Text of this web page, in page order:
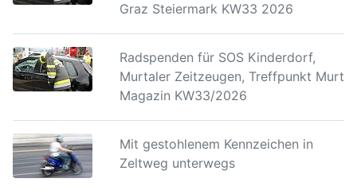
Graz Steiermark KW33 2026
Radspenden für SOS Kinderdorf,
Murtaler Zeitzeugen, Treffpunkt Murtal
Magazin KW33/2026
Mit gestohlenem Kennzeichen in
Zeltweg unterwegs